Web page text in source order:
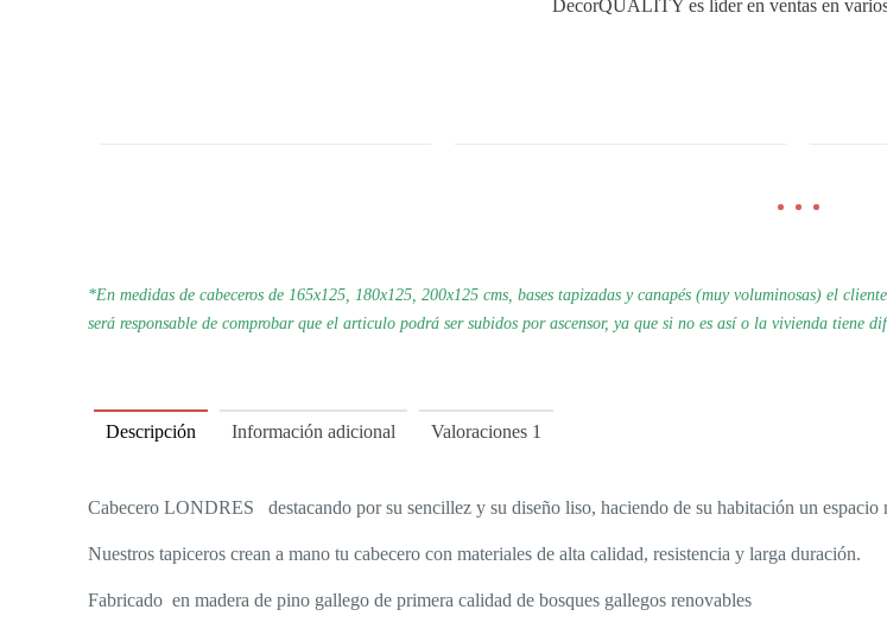
DecorQUALITY es líder en ventas en
*En medidas de cabeceros de 165x125, 180x125, 200x125 cms, bases tapizadas y canapés (muy voluminosas) el cliente
será responsable de comprobar que el articulo podrá ser subidos por ascensor, ya que si no es así o la vivienda tiene
Descripción Información adicional Valoraciones 1
Cabecero LONDRES destacando por su sencillez y su diseño liso, haciendo de su habitación un espacio
Nuestros tapiceros crean a mano tu cabecero con materiales de alta calidad, resistencia y larga duración.
Fabricado en madera de pino gallego de primera calidad de bosques gallegos renovables